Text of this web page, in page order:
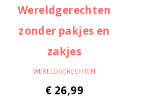
WERELDGERECHTEN
€ 26,99